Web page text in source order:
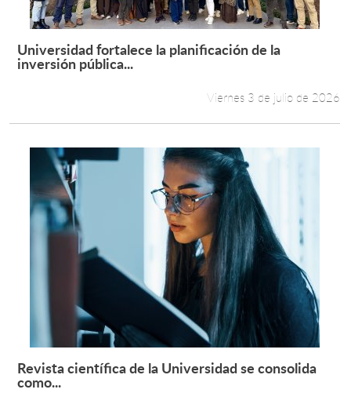
Leer más +
Universidad fortalece la planificación de la
inversión pública...
Viernes 3 de julio de 2026
Leer más +
Revista científica de la Universidad se consolida
como...